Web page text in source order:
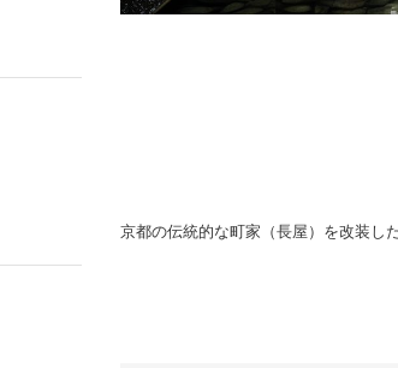
京都の伝統的な町家（長屋）を改装し